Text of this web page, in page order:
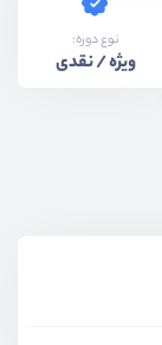
نوع دوره:
ویژه / نقدی